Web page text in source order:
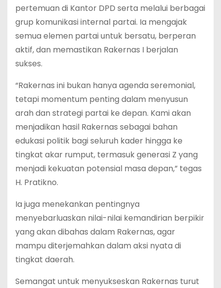
pertemuan di Kantor DPD serta melalui berbagai
grup komunikasi internal partai. Ia mengajak
semua elemen partai untuk bersatu, berperan
aktif, dan memastikan Rakernas I berjalan
sukses.
“Rakernas ini bukan hanya agenda seremonial,
tetapi momentum penting dalam menyusun
arah dan strategi partai ke depan. Kami akan
menjadikan hasil Rakernas sebagai bahan
edukasi politik bagi seluruh kader hingga ke
tingkat akar rumput, termasuk generasi Z yang
menjadi kekuatan potensial masa depan,” tegas
H. Pratikno.
Ia juga menekankan pentingnya
menyebarluaskan nilai-nilai kemandirian berpikir
yang akan dibahas dalam Rakernas, agar
mampu diterjemahkan dalam aksi nyata di
tingkat daerah.
Semangat untuk menyukseskan Rakernas turut